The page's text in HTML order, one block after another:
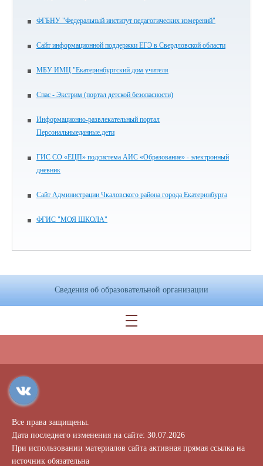
ФГБНУ "Федеральный институт педагогических измерений"
Сайт информационной поддержки ЕГЭ в Свердловской области
МБУ ИМЦ "Екатеринбургский дом учителя
Спас - Экстрим (портал детской безопасности)
Информационно-развлекательный портал
Персональныеданные.дети
ГИС СО «ЕЦП» подсистема АИС «Образование» - электронный
дневник
Сайт Администрации Чкаловского района города Екатеринбурга
ФГИС "МОЯ ШКОЛА"
Сведения об образовательной организации
Все права защищены.
Дата последнего изменения на сайте: 30.07.2026
При использовании материалов сайта активная прямая ссылка на
источник обязательна